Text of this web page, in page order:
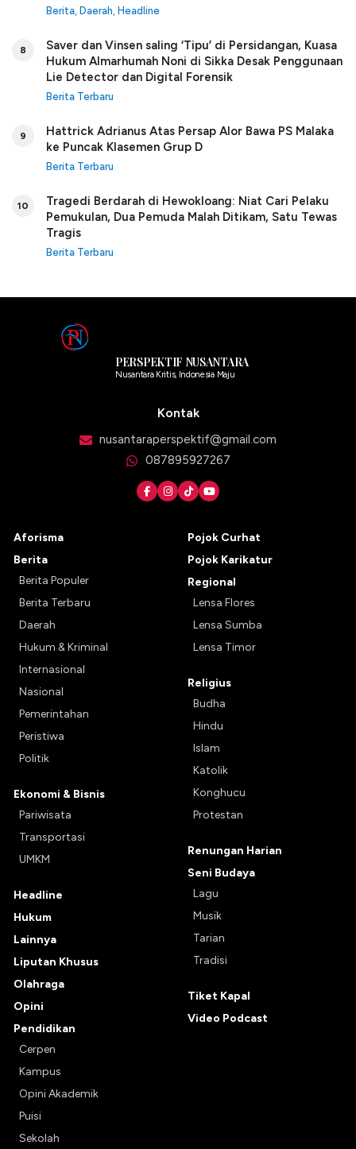
Berita, Daerah, Headline
8
Saver dan Vinsen saling ‘Tipu’ di Persidangan, Kuasa
Hukum Almarhumah Noni di Sikka Desak Penggunaan
Lie Detector dan Digital Forensik
Berita Terbaru
9
Hattrick Adrianus Atas Persap Alor Bawa PS Malaka
ke Puncak Klasemen Grup D
Berita Terbaru
10
Tragedi Berdarah di Hewokloang: Niat Cari Pelaku
Pemukulan, Dua Pemuda Malah Ditikam, Satu Tewas
Tragis
Berita Terbaru
PERSPEKTIF NUSANTARA
Nusantara Kritis, Indonesia Maju
Kontak
nusantaraperspektif@gmail.com
087895927267
Aforisma
Berita
Berita Populer
Berita Terbaru
Daerah
Hukum & Kriminal
Internasional
Nasional
Pemerintahan
Peristiwa
Politik
Ekonomi & Bisnis
Pariwisata
Transportasi
UMKM
Headline
Hukum
Lainnya
Liputan Khusus
Olahraga
Opini
Pendidikan
Cerpen
Kampus
Opini Akademik
Puisi
Sekolah
Pojok Curhat
Pojok Karikatur
Regional
Lensa Flores
Lensa Sumba
Lensa Timor
Religius
Budha
Hindu
Islam
Katolik
Konghucu
Protestan
Renungan Harian
Seni Budaya
Lagu
Musik
Tarian
Tradisi
Tiket Kapal
Video Podcast